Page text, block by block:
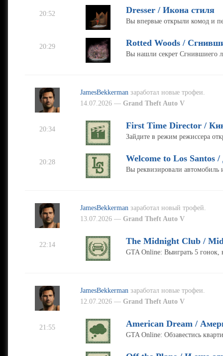
20:52 Dresser / Икона стиля
Вы впервые открыли комод и
20:29 Rotted Woods /
Вы нашли секрет Сгнившиего
JamesBekkerman заработал новые трофеи.
14.07.2026 —Grand Theft Auto V
20:34 First Time Director /
Зайдите в режим режиссера
20:28 Welcome to Los Santos
Вы реквизировали автомобиль
JamesBekkerman заработал новый трофей.
13.07.2026 —Grand Theft Auto V
22:14 The Midnight Club /
GTA Online: Выиграть 5 гонок,
JamesBekkerman заработал новые трофеи.
12.07.2026 —Grand Theft Auto V
21:55 American Dream /
GTA Online: Обзавестись